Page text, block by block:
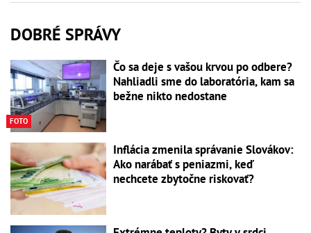
DOBRÉ SPRÁVY
FOTO
Čo sa deje s vašou krvou po odbere?
Nahliadli sme do laboratória, kam sa
bežne nikto nedostane
Inflácia zmenila správanie Slovákov:
Ako narábať s peniazmi, keď
nechcete zbytočne riskovať?